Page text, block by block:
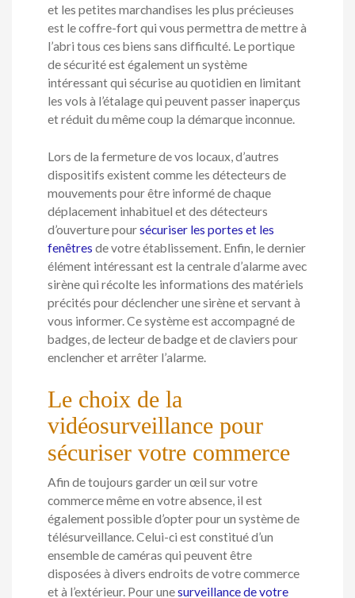
et les petites marchandises les plus précieuses
est le coffre-fort qui vous permettra de mettre à
l’abri tous ces biens sans difficulté. Le portique
de sécurité est également un système
intéressant qui sécurise au quotidien en limitant
les vols à l’étalage qui peuvent passer inaperçus
et réduit du même coup la démarque inconnue.
Lors de la fermeture de vos locaux, d’autres
dispositifs existent comme les détecteurs de
mouvements pour être informé de chaque
déplacement inhabituel et des détecteurs
d’ouverture poursécuriser les portes et les
fenêtres de votre établissement. Enfin, le dernier
élément intéressant est la centrale d’alarme avec
sirène qui récolte les informations des matériels
précités pour déclencher une sirène et servant à
vous informer. Ce système est accompagné de
badges, de lecteur de badge et de claviers pour
enclencher et arrêter l’alarme.
Le choix de la
vidéosurveillance pour
sécuriser votre commerce
Afin de toujours garder un œil sur votre
commerce même en votre absence, il est
également possible d’opter pour un système de
télésurveillance. Celui-ci est constitué d’un
ensemble de caméras qui peuvent être
disposées à divers endroits de votre commerce
et à l’extérieur. Pour unesurveillance de votre